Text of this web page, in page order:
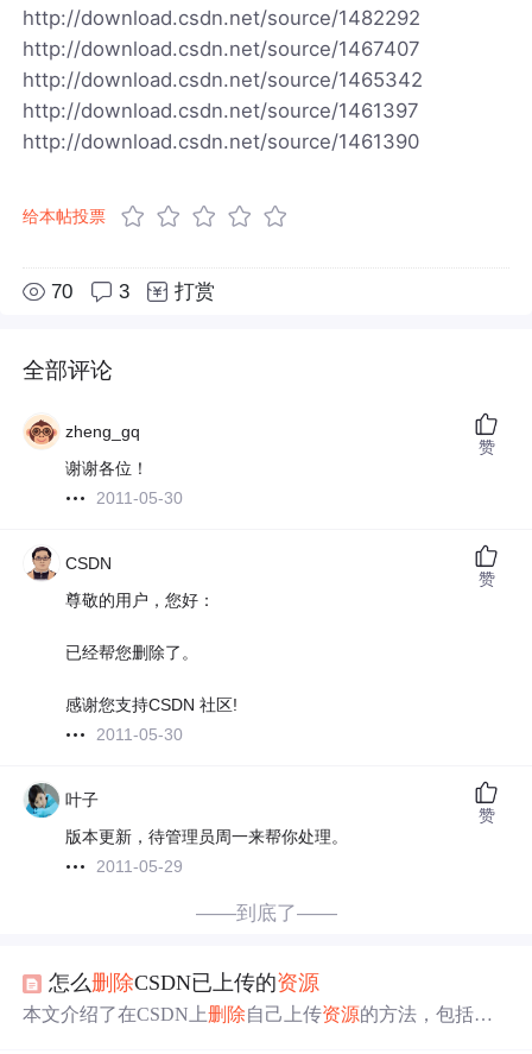
http://download.csdn.net/source/1482292
http://download.csdn.net/source/1467407
http://download.csdn.net/source/1465342
http://download.csdn.net/source/1461397
http://download.csdn.net/source/1461390
给本帖投票
70 3 打赏
全部评论
zheng_gq
谢谢各位！
2011-05-30
赞
CSDN
尊敬的用户，您好：
已经帮您删除了。
感谢您支持CSDN 社区!
2011-05-30
赞
叶子
版本更新，待管理员周一来帮你处理。
2011-05-29
赞
——到底了——
怎么删除CSDN已上传的资源
本文介绍了在CSDN上删除自己上传资源的方法，包括直